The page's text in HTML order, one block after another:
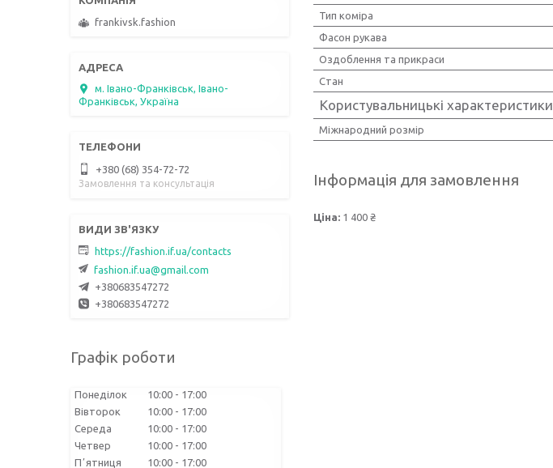
Тип коміра
Фасон рукава
Оздоблення та прикраси
Стан
Користувальницькі характеристики
Міжнародний розмір
Інформація для замовлення
Ціна: 1 400 ₴
frankivsk.fashion
м. Івано-Франківськ, Івано-
Франківськ, Україна
+380 (68) 354-72-72
Замовлення та консультація
https://fashion.if.ua/contacts
fashion.if.ua@gmail.com
+380683547272
+380683547272
Графік роботи
Понеділок 10:00
17:00
Вівторок
10:00
17:00
Середа
10:00
17:00
Четвер
10:00
17:00
Пʼятниця
10:00
17:00